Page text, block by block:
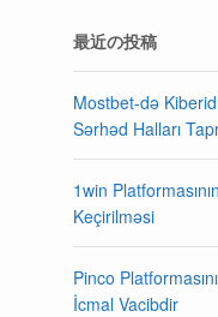
最近の投稿
Mostbet-də
Sərhəd Halları
1win
Keçirilməsi
Pinco
İcmal Vacibdir